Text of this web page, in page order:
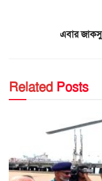
এবার জাকসু
Related Posts